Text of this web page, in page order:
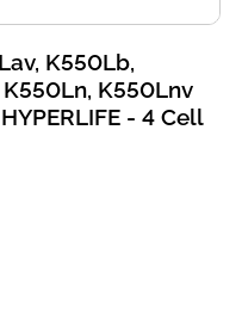
K550Lb,
K550Lnv
- 4 Cell